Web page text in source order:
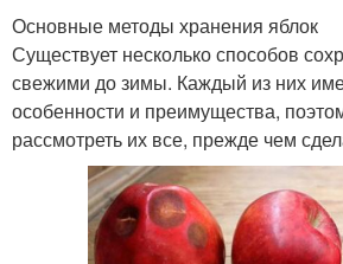
Основные методы хранения яблок
Существует несколько способов
свежими до зимы. Каждый из них
особенности и преимущества,
рассмотреть их все, прежде чем